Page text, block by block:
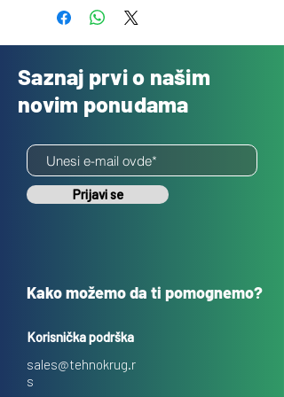
Saznaj prvi o našim
novim ponudama
Prijavi se
Kako možemo da ti pomognemo?
Korisnička podrška
sales@tehnokrug.r
s